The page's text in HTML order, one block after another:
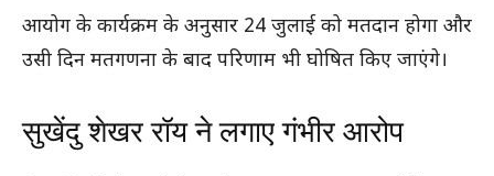
आयोग के कार्यक्रम के अनुसार 24 जुलाई को मतदान होगा और
उसी दिन मतगणना के बाद परिणाम भी घोषित किए जाएंगे।
सुखेंदु शेखर रॉय ने लगाए गंभीर आरोप